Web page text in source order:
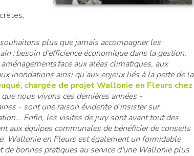
plus que jamais accompagner les
: besoin d’efficience économique dans la gestion,
face aux aléas climatiques, aux
inondations ainsi qu’aux enjeux liés à la perte de la
chargée de projet Wallonie en Fleurs chez
nous vivons ces dernières années -
- sont une raison évidente d’insister sur
Enfin, les visites de jury sont avant tout des
aux équipes communales de bénéficier de conseils
Wallonie en Fleurs est également un formidable
de bonnes pratiques au service d'une Wallonie plus